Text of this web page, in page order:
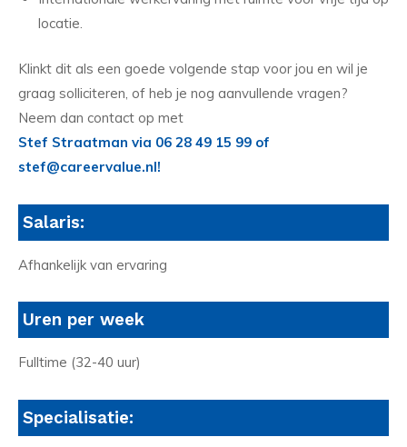
locatie.
Klinkt dit als een goede volgende stap voor jou en wil je
graag solliciteren, of heb je nog aanvullende vragen?
Neem dan contact op met
Stef Straatman via 06 28 49 15 99 of
stef@careervalue.nl!
Salaris:
Afhankelijk van ervaring
Uren per week
Fulltime (32-40 uur)
Specialisatie: